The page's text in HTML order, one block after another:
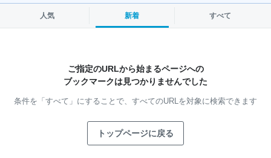
人気 新着 すべて
ご指定のURLから始まるページへの
ブックマークは見つかりませんでした
条件を「すべて」にすることで、 すべてのURLを対象に検索できます
トップページに戻る